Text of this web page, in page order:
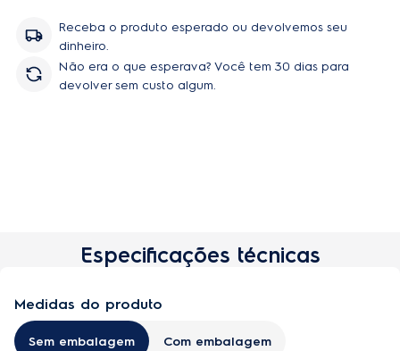
Receba o produto esperado ou devolvemos seu
dinheiro.
Não era o que esperava? Você tem 30 dias para
devolver sem custo algum.
Comprar
Especificações técnicas
Medidas do produto
Sem embalagem Com embalagem